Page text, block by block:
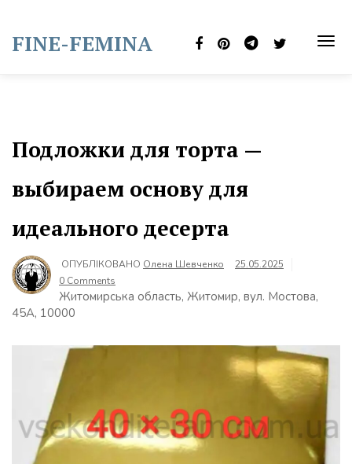
content
FINE-FEMINA
Подложки для торта —
выбираем основу для
идеального десерта
ОПУБЛІКОВАНО Олена Шевченко
25.05.2025
0 Comments
Житомирська область, Житомир, вул. Мостова,
45А, 10000